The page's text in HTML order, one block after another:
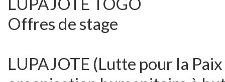
Offres de stage
LUPAJOTE (Lutte pour la